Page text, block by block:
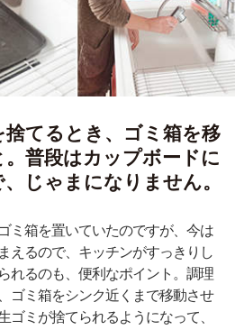
てるとき、ゴミ箱を移
普段はカップボードに
じゃまになりません。
ミ箱を置いていたのですが、今は
えるので、キッチンがすっきりし
れるのも、便利なポイント。調理
ゴミ箱をシンク近くまで移動させ
ゴミが捨てられるようになって、